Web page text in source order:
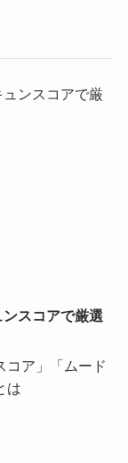
スコアで厳選